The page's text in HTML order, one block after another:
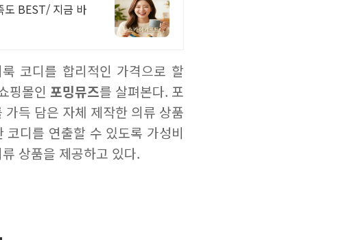
도 BEST/ 지금 바
코디를 합리적인 가격으로 할
핑몰인 포밍뮤즈를 살펴본다. 포
득 담은 자체 제작한 의류 상품
디를 연출할 수 있도록 가성비
상품을 제공하고 있다.